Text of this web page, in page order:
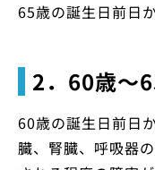
65歳の誕生日前日
2．60歳〜
60歳の誕生日前日
臓、腎臓、呼吸器